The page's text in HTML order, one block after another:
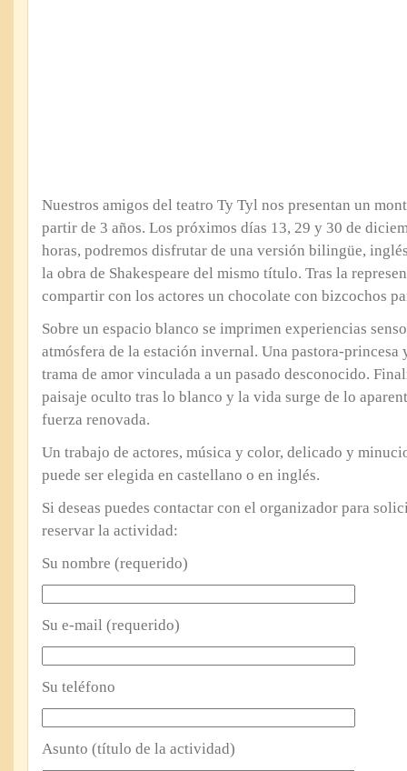
Nuestros amigos del teatro Ty Tyl nos presentan un
partir de 3 años. Los próximos días 13, 29 y 30 de
horas, podremos disfrutar de una versión bilingüe,
la obra de Shakespeare del mismo título. Tras la
compartir con los actores un chocolate con bizcochos
Sobre un espacio blanco se imprimen experiencias
atmósfera de la estación invernal. Una pastora-princesa
trama de amor vinculada a un pasado desconocido.
paisaje oculto tras lo blanco y la vida surge de lo
fuerza renovada.
Un trabajo de actores, música y color, delicado y
puede ser elegida en castellano o en inglés.
Si deseas puedes contactar con el organizador para
reservar la actividad:
Su nombre (requerido)
Su e-mail (requerido)
Su teléfono
Asunto (título de la actividad)